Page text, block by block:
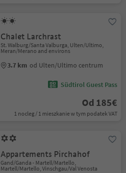
Chalet Larchrast
St. Walburg/Santa Valburga, Ulten/Ultimo,
Meran/Merano and environs
3.7 km od Ulten/Ultimo centrum
Südtirol Guest Pass
Od 185€
1 nocleg / 1 mieszkanie w tym podatek VAT
Appartements Pirchahof
Gand/Ganda - Martell/Martello,
Martell/Martello, Vinschgau/Val Venosta